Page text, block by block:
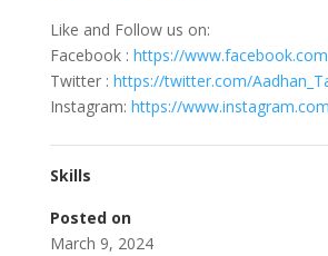
Like and Follow us on:
Facebook : https://
Twitter : https://twitter.com/
Instagram: https://
Skills
Posted on
March 9, 2024